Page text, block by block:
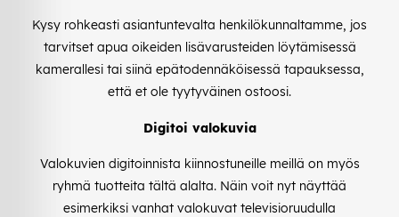
Kysy rohkeasti asiantuntevalta henkilökunnaltamme, jos
tarvitset apua oikeiden lisävarusteiden löytämisessä
kamerallesi tai siinä epätodennäköisessä tapauksessa,
että et ole tyytyväinen ostoosi.
Digitoi valokuvia
Valokuvien digitoinnista kiinnostuneille meillä on myös
ryhmä tuotteita tältä alalta. Näin voit nyt näyttää
esimerkiksi vanhat valokuvat televisioruudulla